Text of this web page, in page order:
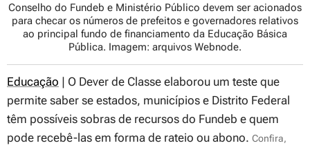
Conselho do Fundeb e Ministério Público devem ser acionados
para checar os números de prefeitos e governadores relativos
ao principal fundo de financiamento da Educação Básica
Pública. Imagem: arquivos Webnode.
Educação | O Dever de Classe elaborou um teste que
permite saber se estados, municípios e Distrito Federal
têm possíveis sobras de recursos do Fundeb e quem
pode recebê-las em forma de rateio ou abono. Confira,